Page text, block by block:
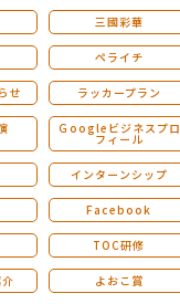
三國彩華
ペライチ
せ ラッカープラン
Ｇoogleビジネスプロ
フィール
インターンシップ
Facebook
TOC研修
よおこ賞